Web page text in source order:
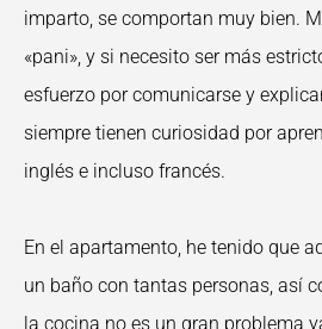
imparto, se comportan muy bien.
«pani», y si necesito ser más
esfuerzo por comunicarse y
siempre tienen curiosidad por
inglés e incluso francés.
En el apartamento, he tenido que
un baño con tantas personas, así
la cocina no es un gran problema